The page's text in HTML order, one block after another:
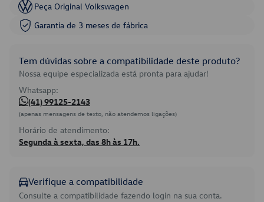
Peça Original Volkswagen
Garantia de 3 meses de fábrica
Tem dúvidas sobre a compatibilidade deste produto?
Nossa equipe especializada está pronta para ajudar!
Whatsapp:
(41) 99125-2143
(apenas mensagens de texto, não atendemos ligações)
Horário de atendimento:
Segunda à sexta, das 8h às 17h.
Verifique a compatibilidade
Consulte a compatibilidade fazendo login na sua conta.